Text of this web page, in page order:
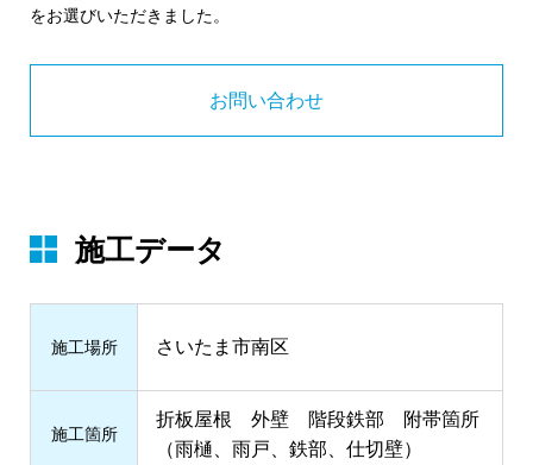
をお選びいただきました。
お問い合わせ
施工データ
施⼯場所 さいたま市南区
施⼯箇所
折板屋根 外壁 階段鉄部 附帯箇所
（雨樋、雨戸、鉄部、仕切壁）